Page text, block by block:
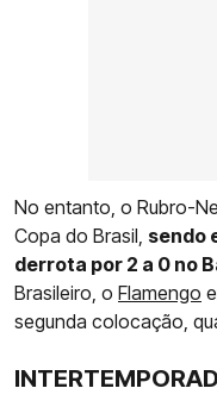
No entanto, o Rubro-
Copa do Brasil, sendo
derrota por 2 a 0 no
Brasileiro, o Flamengo
segunda colocação,